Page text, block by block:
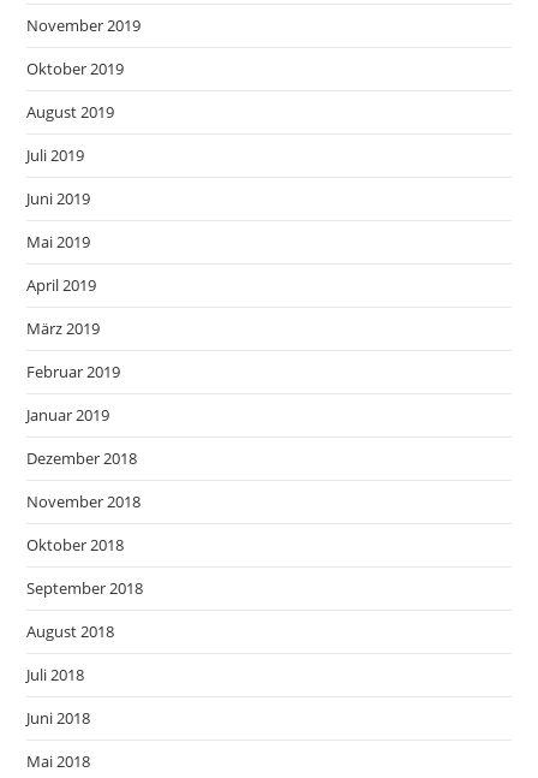
November 2019
Oktober 2019
August 2019
Juli 2019
Juni 2019
Mai 2019
April 2019
März 2019
Februar 2019
Januar 2019
Dezember 2018
November 2018
Oktober 2018
September 2018
August 2018
Juli 2018
Juni 2018
Mai 2018